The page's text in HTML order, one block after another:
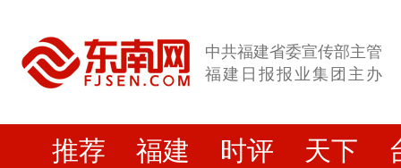
中共福建省委宣传部主管
福建日报报业集团主办
推荐 福建 时评 天下